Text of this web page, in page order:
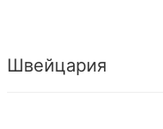
Швейцария